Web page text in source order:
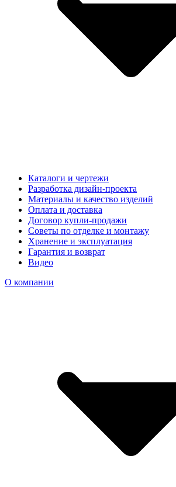
Каталоги и чертежи
Разработка дизайн-проекта
Материалы и качество изделий
Оплата и доставка
Договор купли-продажи
Советы по отделке и монтажу
Хранение и эксплуатация
Гарантия и возврат
Видео
О компании